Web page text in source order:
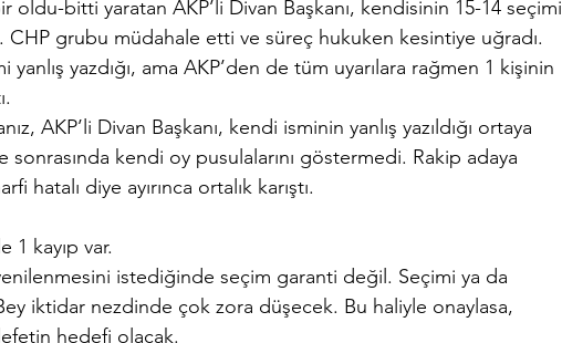
oldu-bitti yaratan AKP’li Divan Başkanı, kendisinin 15-14 seçimi
CHP grubu müdahale etti ve süreç hukuken kesintiye uğradı.
yazdığı, ama AKP’den de tüm uyarılara rağmen 1 kişinin
AKP’li Divan Başkanı, kendi isminin yanlış yazıldığı ortaya
sonrasında kendi oy pusulalarını göstermedi. Rakip adaya
hatalı diye ayırınca ortalık karıştı.
1 kayıp var.
istediğinde seçim garanti değil. Seçimi ya da
Bey iktidar nezdinde çok zora düşecek. Bu haliyle onaylasa,
hedefi olacak.